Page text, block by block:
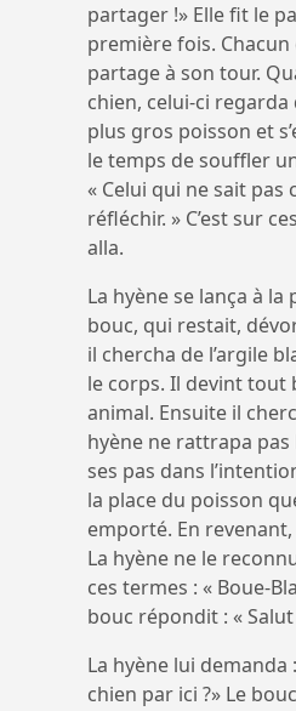
partager !» Elle fit le
première fois. Chacun
partage à son tour.
chien, celui-ci
plus gros poisson et
le temps de souffler
« Celui qui ne sait
réfléchir. » C’est sur
alla.
La hyène se lança à
bouc, qui restait,
il chercha de l’argile
le corps. Il devint tout
animal. Ensuite il
hyène ne rattrapa
ses pas dans
la place du poisson
emporté. En
La hyène ne le
ces termes : « Boue-
bouc répondit : « Salut
La hyène lui demanda
chien par ici ?» Le